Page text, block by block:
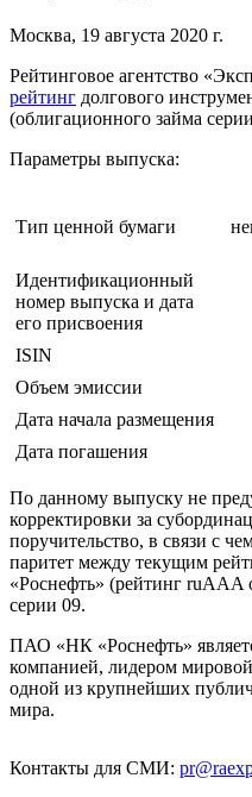
Москва, 19 августа 2020 г.
Рейтинговое агентство
рейтинг долгового
(облигационного займа
Параметры выпуска:
Тип ценной бумаги
Идентификационный
номер выпуска и дата
его присвоения
ISIN
Объем эмиссии
Дата начала размещения
Дата погашения
По данному выпуску не
корректировки за
поручительство, в связи с
паритет между текущим
«Роснефть» (рейтинг
серии 09.
ПАО «НК «Роснефть»
компанией, лидером
одной из крупнейших
мира.
Контакты для СМИ: